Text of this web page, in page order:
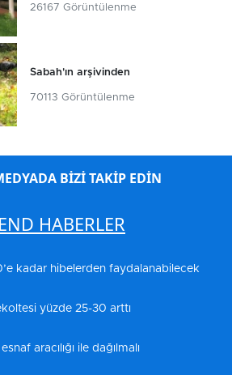
26167 Görüntülenme
Sabah'ın arşivinden
70113 Görüntülenme
BİZİ TAKİP EDİN
HABERLER
kadar hibelerden faydalanabilecek
yüzde 25-30 arttı
aracılığı ile dağılmalı